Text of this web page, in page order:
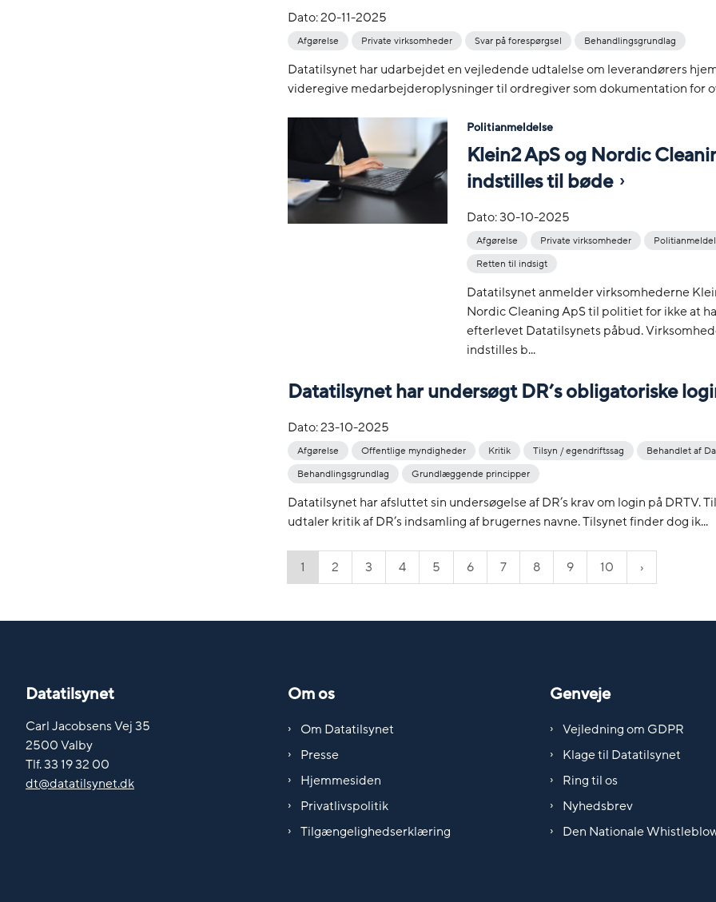
Dato:20-11-2025
Afgørelse Private virksomheder Svar på forespørgsel Behandlingsgrundlag
Datatilsynet har udarbejdet en vejledende udtalelse om leverandørers
videregive medarbejderoplysninger til ordregiver som dokumentation for
Politianmeldelse
Klein2 ApS og Nordic
indstilles til bøde
Dato:30-10-2025
Afgørelse Private virksomheder
Retten til indsigt
Datatilsynet anmelder virksomhederne
Nordic Cleaning ApS til politiet for ikke at
efterlevet Datatilsynets påbud.
indstilles b...
Datatilsynet har undersøgt DR’s obligatoriske
Dato:23-10-2025
Afgørelse Offentlige myndigheder Kritik Tilsyn / egendriftssag
Behandlet af
Behandlingsgrundlag
Grundlæggende principper
Datatilsynet har afsluttet sin undersøgelse af DR’s krav om login på DRTV.
udtaler kritik af DR’s indsamling af brugernes navne. Tilsynet finder dog ik...
1 2 3 4 5 6 7 8 9 10
Datatilsynet
Carl Jacobsens Vej 35
2500 Valby
Tlf. 33 19 32 00
dt@datatilsynet.dk
Om os
Om Datatilsynet
Presse
Hjemmesiden
Privatlivspolitik
Tilgængelighedserklæring
Genveje
Vejledning om GDPR
Klage til Datatilsynet
Ring til os
Nyhedsbrev
Den Nationale